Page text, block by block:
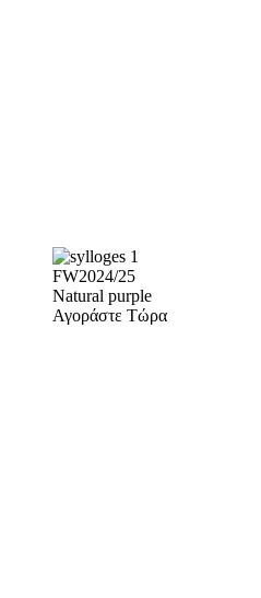
FW2024/25
Natural purple
Αγοράστε Τώρα